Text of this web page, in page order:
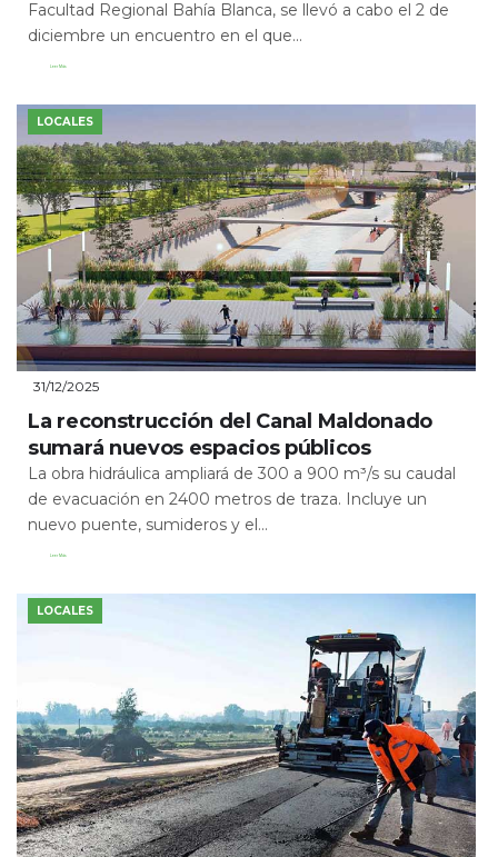
Facultad Regional Bahía Blanca, se llevó a cabo el 2 de
diciembre un encuentro en el que...
Leer Más
LOCALES
31/12/2025
La reconstrucción del Canal Maldonado
sumará nuevos espacios públicos
La obra hidráulica ampliará de 300 a 900 m³/s su caudal
de evacuación en 2400 metros de traza. Incluye un
nuevo puente, sumideros y el...
Leer Más
LOCALES